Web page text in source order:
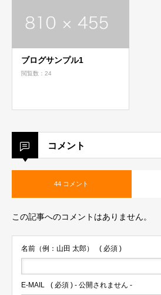
ブログサンプル1
閲覧数：24
コメント
44 コメント
この記事へのコメントはありません。
名前（例：山田 太郎） ( 必須 )
E-MAIL ( 必須 ) - 公開されません -